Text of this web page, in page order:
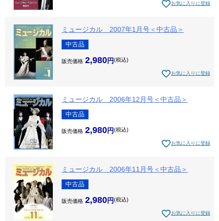
お気に入りに登録
ミュージカル 2007年1月号＜中古品＞
中古品
販売価格 2,980 税込
お気に入りに登録
ミュージカル 2006年12月号＜中古品＞
中古品
販売価格 2,980 税込
お気に入りに登録
ミュージカル 2006年11月号＜中古品＞
中古品
販売価格 2,980 税込
お気に入りに登録